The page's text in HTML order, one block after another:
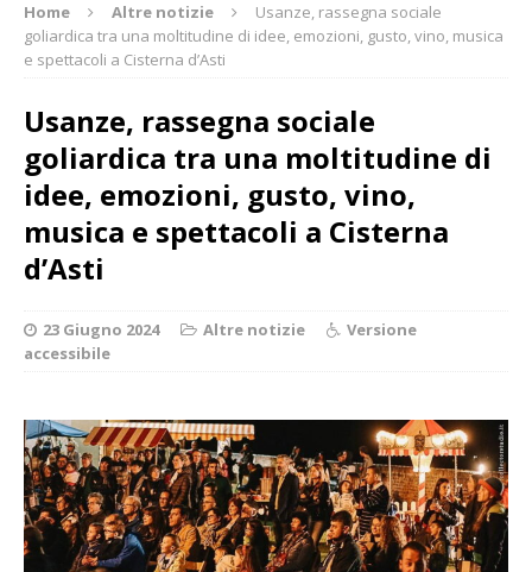
Home Altre notizie
Usanze, rassegna sociale
goliardica tra una moltitudine di idee, emozioni, gusto, vino, musica
e spettacoli a Cisterna d’Asti
Usanze, rassegna sociale
goliardica tra una moltitudine di
idee, emozioni, gusto, vino,
musica e spettacoli a Cisterna
d’Asti
23 Giugno 2024 Altre notizie
Versione
accessibile